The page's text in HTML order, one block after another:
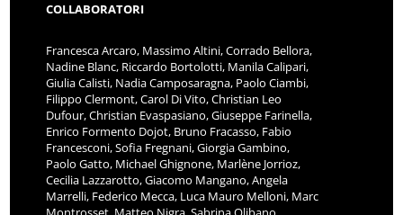
COLLABORATORI
Francesca Arcaro, Massimo Altini, Corrado Bellora,
Nadine Blanc, Riccardo Bortolotti, Manila Calipari,
Giulia Calisti, Nadia Camposaragna, Paolo Ciambi,
Filippo Clermont, Carol Di Vito, Christian Leo
Dufour, Christian Evaspasiano, Giuseppe Farinella,
Enrico Formento Dojot, Bruno Fracasso, Fabio
Francesconi, Sofia Fregnani, Giorgia Gambino,
Paolo Gatto, Michael Ghignone, Marlène Jorrioz,
Cecilia Lazzarotto, Giacomo Mangano, Angela
Marrelli, Federico Mecca, Luca Mauro Melloni, Marc